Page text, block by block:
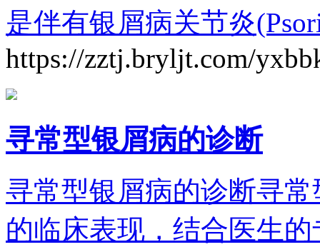
是伴有银屑病关节炎
https://zztj.bryljt.com/
寻常型银屑病的诊断
寻常型银屑病的诊断寻
的临床表现，结合医生